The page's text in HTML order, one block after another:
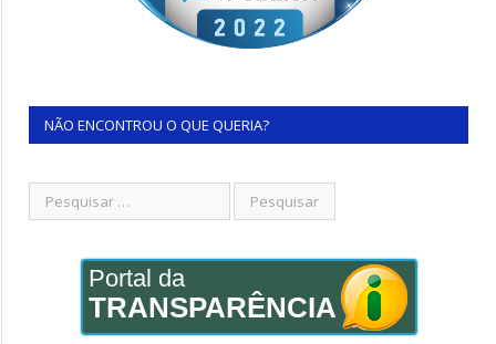
NÃO ENCONTROU O QUE QUERIA?
Portal da
TRANSPARÊNCIA